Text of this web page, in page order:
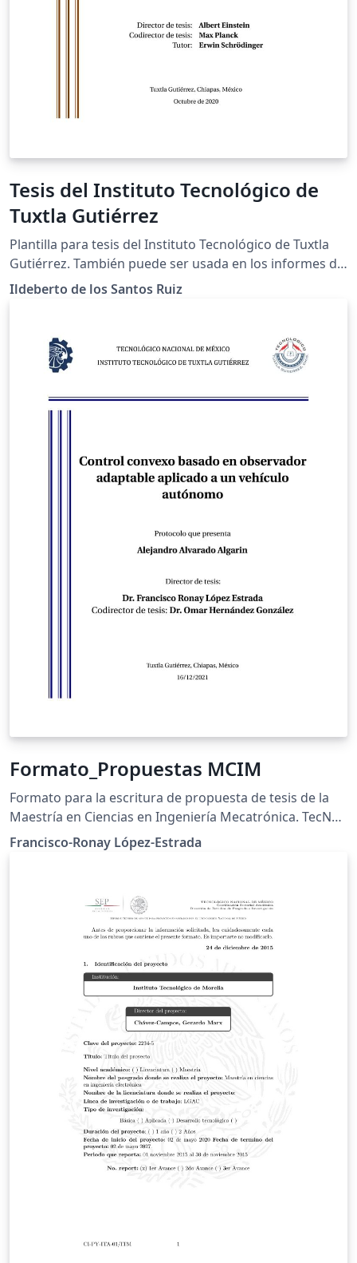
Tesis del Instituto Tecnológico de
Tuxtla Gutiérrez
Plantilla para tesis del Instituto Tecnológico de Tuxtla
Gutiérrez. También puede ser usada en los informes de
avance semestrales agregando la opción 'informe'.
Ildeberto de los Santos Ruiz
Formato_Propuestas MCIM
Formato para la escritura de propuesta de tesis de la
Maestría en Ciencias en Ingeniería Mecatrónica. TecNM
Tuxtla Gutiérrez
Francisco-Ronay López-Estrada